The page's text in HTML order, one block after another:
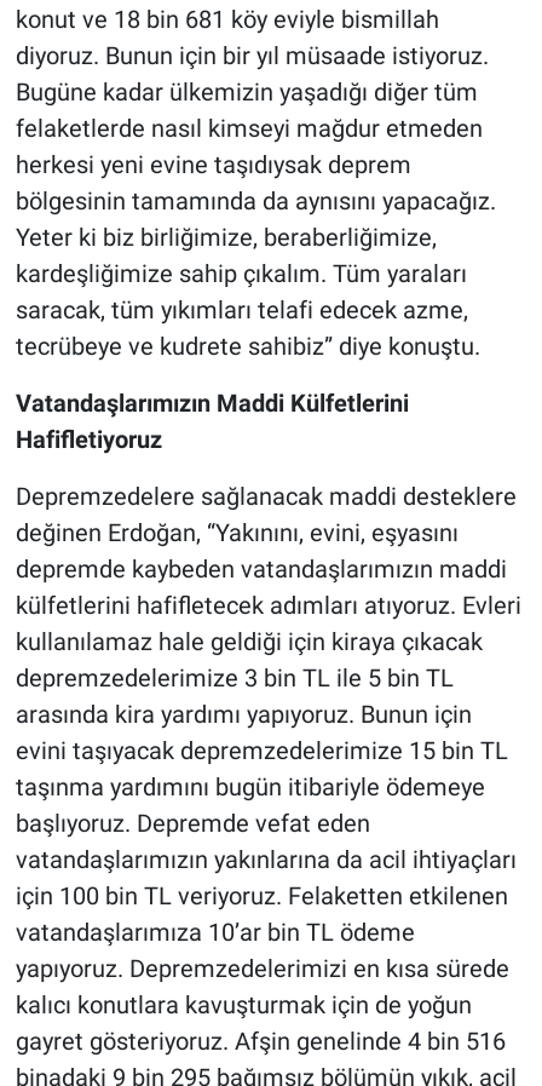
konut ve 18 bin 681 köy eviyle bismillah
diyoruz. Bunun için bir yıl müsaade istiyoruz.
Bugüne kadar ülkemizin yaşadığı diğer tüm
felaketlerde nasıl kimseyi mağdur etmeden
herkesi yeni evine taşıdıysak deprem
bölgesinin tamamında da aynısını yapacağız.
Yeter ki biz birliğimize, beraberliğimize,
kardeşliğimize sahip çıkalım. Tüm yaraları
saracak, tüm yıkımları telafi edecek azme,
tecrübeye ve kudrete sahibiz” diye konuştu.
Vatandaşlarımızın Maddi Külfetlerini
Hafifletiyoruz
Depremzedelere sağlanacak maddi desteklere
değinen Erdoğan, “Yakınını, evini, eşyasını
depremde kaybeden vatandaşlarımızın maddi
külfetlerini hafifletecek adımları atıyoruz. Evleri
kullanılamaz hale geldiği için kiraya çıkacak
depremzedelerimize 3 bin TL ile 5 bin TL
arasında kira yardımı yapıyoruz. Bunun için
evini taşıyacak depremzedelerimize 15 bin TL
taşınma yardımını bugün itibariyle ödemeye
başlıyoruz. Depremde vefat eden
vatandaşlarımızın yakınlarına da acil ihtiyaçları
için 100 bin TL veriyoruz. Felaketten etkilenen
vatandaşlarımıza 10’ar bin TL ödeme
yapıyoruz. Depremzedelerimizi en kısa sürede
kalıcı konutlara kavuşturmak için de yoğun
gayret gösteriyoruz. Afşin genelinde 4 bin 516
binadaki 9 bin 295 bağımsız bölümün yıkık, acil